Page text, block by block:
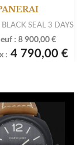
SEAL 3 DAYS
: 8 900,00 €
: 4 790,00 €